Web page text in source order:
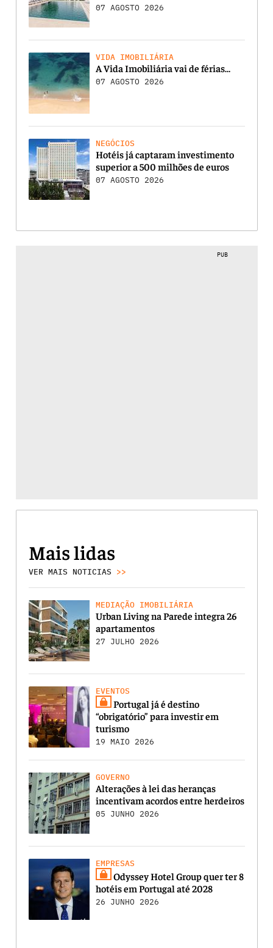
07 AGOSTO 2026
VIDA IMOBILIÁRIA
A Vida Imobiliária vai de férias…
07 AGOSTO 2026
NEGÓCIOS
Hotéis já captaram investimento
superior a 500 milhões de euros
07 AGOSTO 2026
PUB
Mais lidas
VER MAIS NOTICIAS >>
MEDIAÇÃO IMOBILIÁRIA
Urban Living na Parede integra 26
apartamentos
27 JULHO 2026
EVENTOS
Portugal já é destino
“obrigatório” para investir em
turismo
19 MAIO 2026
GOVERNO
Alterações à lei das heranças
incentivam acordos entre herdeiros
05 JUNHO 2026
EMPRESAS
Odyssey Hotel Group quer ter 8
hotéis em Portugal até 2028
26 JUNHO 2026